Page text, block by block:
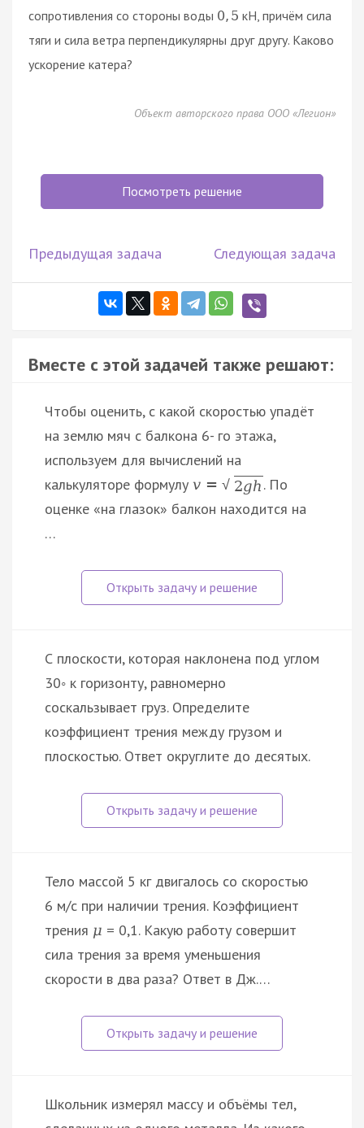
сопротивления со стороны воды 0, 5 кН, причём сила
тяги и сила ветра перпендикулярны друг другу. Каково
ускорение катера?
Объект авторского права ООО «Легион»
Посмотреть решение
Предыдущая задача Следующая задача
Вместе с этой задачей также решают:
Чтобы оценить, с какой скоростью упадёт
на землю мяч с балкона 6- го этажа,
используем для вычислений на
калькуляторе формулу v = √ 2gh. По
оценке «на глазок» балкон находится на
…
С плоскости, которая наклонена под углом
30◦ к горизонту, равномерно
соскальзывает груз. Определите
коэффициент трения между грузом и
плоскостью. Ответ округлите до десятых.
Тело массой 5 кг двигалось со скоростью
6 м/с при наличии трения. Коэффициент
трения μ = 0,1. Какую работу совершит
сила трения за время уменьшения
скорости в два раза? Ответ в Дж.…
Школьник измерял массу и объёмы тел,